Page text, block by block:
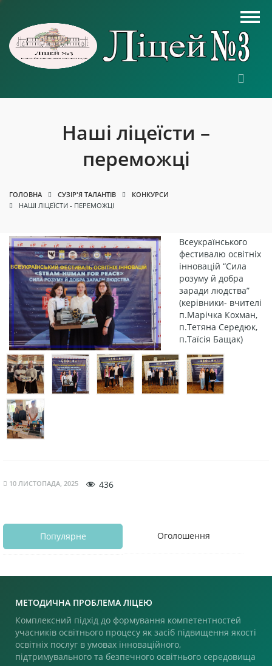
Наші ліцеїсти –
переможці
ГОЛОВНА СУЗІР'Я ТАЛАНТІВ
КОНКУРСИ
НАШІ ЛІЦЕЇСТИ - ПЕРЕМОЖЦІ
Всеукраїнського
фестивалю освітніх
інновацій “Сила
розуму й добра
заради людства”
(керівники- вчителі
п.Марічка Кохман,
п.Тетяна Середюк,
п.Таїсія Бащак)
10 ЛИСТОПАДА, 2025 436
Популярне Оголошення
МЕТОДИЧНА ПРОБЛЕМА ЛІЦЕЮ
Комплексний підхід до формування компетентностей
учасників освітнього процесу як засіб підвищення якості
освітніх послуг в умовах інноваційного,
підтримувального та безпечного освітнього середовища